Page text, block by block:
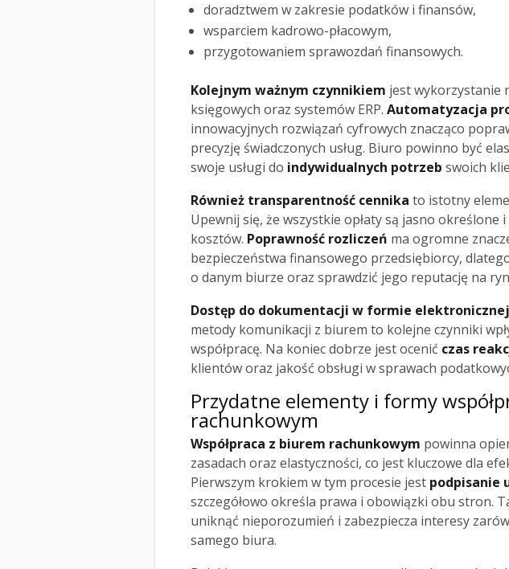
doradztwem w zakresie podatków i finansów,
wsparciem kadrowo-płacowym,
przygotowaniem sprawozdań finansowych.
Kolejnym ważnym czynnikiem jest wykorzystanie
księgowych oraz systemów ERP. Automatyzacja
innowacyjnych rozwiązań cyfrowych znacząco
precyzję świadczonych usług. Biuro powinno być
swoje usługi do indywidualnych potrzeb swoich
Również transparentność cennika to istotny
Upewnij się, że wszystkie opłaty są jasno określone
kosztów. Poprawność rozliczeń ma ogromne
bezpieczeństwa finansowego przedsiębiorcy,
o danym biurze oraz sprawdzić jego reputację na
Dostęp do dokumentacji w formie elektronicznej
metody komunikacji z biurem to kolejne czynniki
współpracę. Na koniec dobrze jest ocenić czas
klientów oraz jakość obsługi w sprawach
Przydatne elementy i formy
rachunkowym
Współpraca z biurem rachunkowym powinna
zasadach oraz elastyczności, co jest kluczowe dla
Pierwszym krokiem w tym procesie jest podpisanie
szczegółowo określa prawa i obowiązki obu stron.
uniknąć nieporozumień i zabezpiecza interesy
samego biura.